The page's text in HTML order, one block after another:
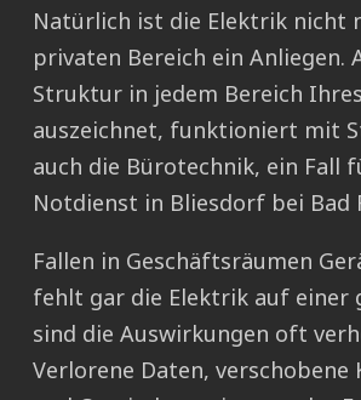
Natürlich ist die Elektrik nicht
privaten Bereich ein Anliegen.
Struktur in jedem Bereich
auszeichnet, funktioniert mit
auch die Bürotechnik, ein Fall
Notdienst in Bliesdorf bei Bad
Fallen in Geschäftsräumen
fehlt gar die Elektrik auf einer
sind die Auswirkungen oft
Verlorene Daten, verschobene